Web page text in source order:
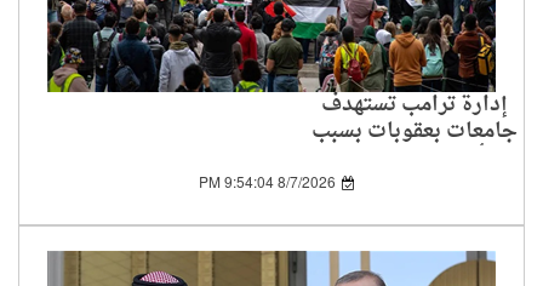
إدارة ترامب تستهدف
جامعات بعقوبات بسبب
تأييد الفلسطينيين
8/7/2026 9:54:04 PM